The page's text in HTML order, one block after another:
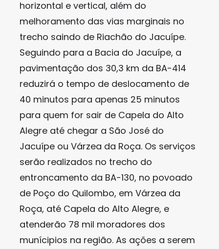
horizontal e vertical, além do
melhoramento das vias marginais no
trecho saindo de Riachão do Jacuípe.
Seguindo para a Bacia do Jacuípe, a
pavimentação dos 30,3 km da BA-414
reduzirá o tempo de deslocamento de
40 minutos para apenas 25 minutos
para quem for sair de Capela do Alto
Alegre até chegar a São José do
Jacuípe ou Várzea da Roça. Os serviços
serão realizados no trecho do
entroncamento da BA-130, no povoado
de Poço do Quilombo, em Várzea da
Roça, até Capela do Alto Alegre, e
atenderão 78 mil moradores dos
munícipios na região. As ações a serem